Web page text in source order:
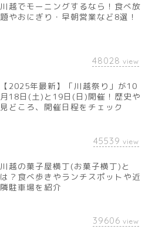
川越でモーニングするなら！食べ放
題やおにぎり・早朝営業など8選！
48028 view
【2025年最新】「川越祭り」が10
月18日(土)と19日(日)開催！歴史や
見どころ、開催日程をチェック
45539 view
川越の菓子屋横丁(お菓子横丁)と
は？食べ歩きやランチスポットや近
隣駐車場を紹介
39606 view